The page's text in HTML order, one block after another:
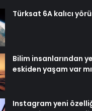
Türksat 6A kalıcı
Bilim insanlarından
eskiden yaşam var
Instagram yeni